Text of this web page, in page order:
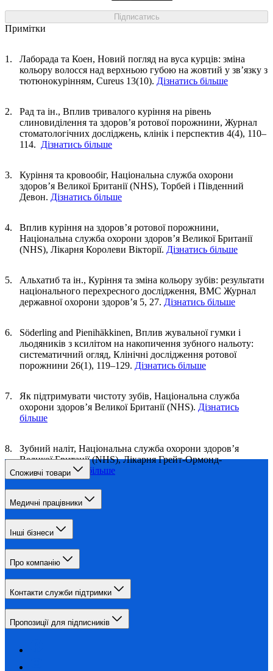
Підписатись
Примітки
Лаборада та Коен, Новий погляд на вуса курців: зміна
кольору волосся над верхньою губою на жовтий у зв’язку з
тютюнокурінням, Cureus 13(10). Дізнатись більше
Рад та ін., Вплив тривалого куріння на рівень
слиновиділення та здоров’я ротової порожнини, Журнал
стоматологічних досліджень, клінік і перспектив 4(4), 110–
114. Дізнатись більше
Куріння та кровообіг, Національна служба охорони
здоров’я Великої Британії (NHS), Торбей і Південний
Девон. Дізнатись більше
Вплив куріння на здоров’я ротової порожнини,
Національна служба охорони здоров’я Великої Британії
(NHS), Лікарня Королеви Вікторії. Дізнатись більше
Альхатиб та ін., Куріння та зміна кольору зубів: результати
національного перехресного дослідження, BMC Журнал
державної охорони здоров’я 5, 27. Дізнатись більше
Söderling and Pienihäkkinen, Вплив жувальної гумки і
льодяників з ксилітом на накопичення зубного нальоту:
систематичний огляд, Клінічні дослідження ротової
порожнини 26(1), 119–129. Дізнатись більше
Як підтримувати чистоту зубів, Національна служба
охорони здоров’я Великої Британії (NHS). Дізнатись
більше
Зубний наліт, Національна служба охорони здоров’я
Великої Британії (NHS), Лікарня Грейт-Ормонд-
стріт. Дізнатись більше
Споживчі товари
Медичні працівники
Інші бізнеси
Про компанію
Контакти служби підтримки
Пропозиції для підписників